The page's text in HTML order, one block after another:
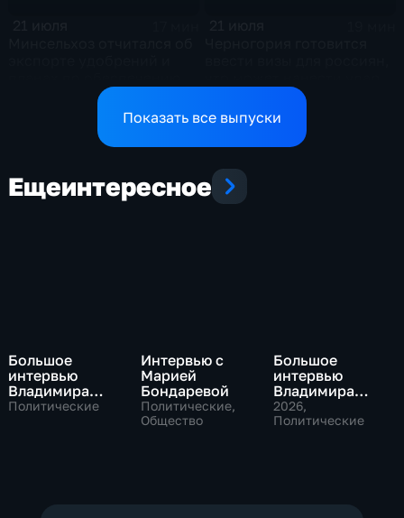
аграриев топливом
по экономике страны
Показать все выпуски
Ещеинтересное
Большое
интервью
Владимира
Путина Сергею
Политические
Интервью с
Марией
Бондаревой
Политические,
Общество
Большое
интервью
Владимира
Соловьева
Роджеру
2026,
Политические